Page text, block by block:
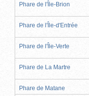
Phare de l'Île-Brion
Phare de l'Île-d'Entrée
Phare de l'Île-Verte
Phare de La Martre
Phare de Matane